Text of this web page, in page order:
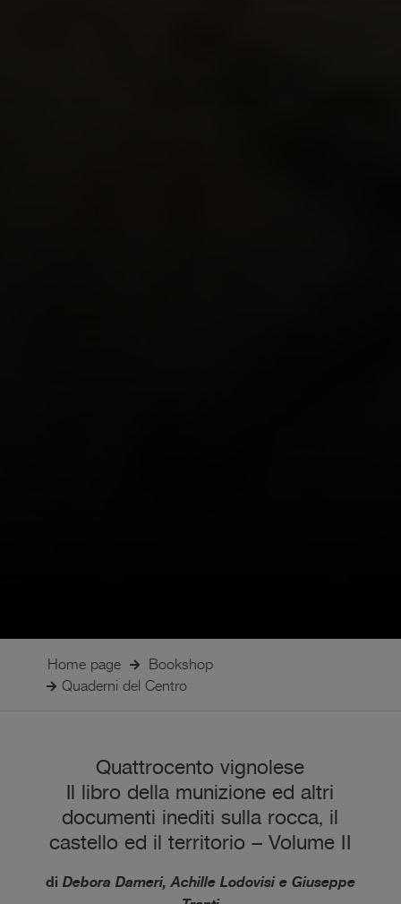
Home page
Bookshop
Quaderni del Centro
Quattrocento vignolese
Il libro della munizione ed altri
documenti inediti sulla rocca, il
castello ed il territorio – Volume II
di Debora Dameri, Achille Lodovisi e Giuseppe